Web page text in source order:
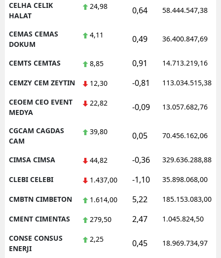
CELHA CELIK
HALAT
24,98 0,64 58.444.547,38
CEMAS CEMAS
DOKUM
4,11 0,49 36.400.847,69
CEMTS CEMTAS 8,85 0,91 14.713.219,16
CEMZY CEM ZEYTIN 12,30 -0,81 113.034.515,38
CEOEM CEO EVENT
MEDYA
22,82 -0,09 13.057.682,76
CGCAM CAGDAS
CAM
39,80 0,05 70.456.162,06
CIMSA CIMSA 44,82 -0,36 329.636.288,88
CLEBI CELEBI 1.437,00 -1,10 35.898.068,00
CMBTN CIMBETON 1.614,00 5,22 185.153.083,00
CMENT CIMENTAS 279,50 2,47 1.045.824,50
CONSE CONSUS
ENERJI
2,25 0,45 18.969.734,97